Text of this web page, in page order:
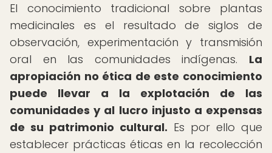
El conocimiento tradicional sobre plantas
medicinales es el resultado de siglos de
observación, experimentación y transmisión
oral en las comunidades indígenas. La
apropiación no ética de este conocimiento
puede llevar a la explotación de las
comunidades y al lucro injusto a expensas
de su patrimonio cultural. Es por ello que
establecer prácticas éticas en la recolección